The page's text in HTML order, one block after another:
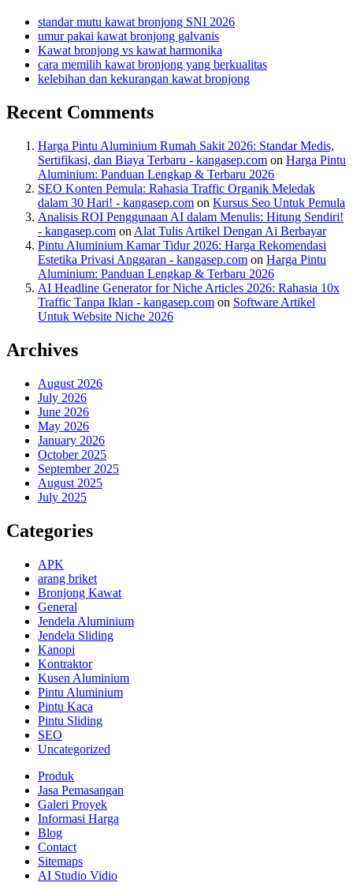
standar mutu kawat bronjong SNI 2026
umur pakai kawat bronjong galvanis
Kawat bronjong vs kawat harmonika
cara memilih kawat bronjong yang berkualitas
kelebihan dan kekurangan kawat bronjong
Recent Comments
Harga Pintu Aluminium Rumah Sakit 2026: Standar Medis,
Sertifikasi, dan Biaya Terbaru - kangasep.com on Harga Pintu
Aluminium: Panduan Lengkap & Terbaru 2026
SEO Konten Pemula: Rahasia Traffic Organik Meledak
dalam 30 Hari! - kangasep.com on Kursus Seo Untuk Pemula
Analisis ROI Penggunaan AI dalam Menulis: Hitung Sendiri!
- kangasep.com on Alat Tulis Artikel Dengan Ai Berbayar
Pintu Aluminium Kamar Tidur 2026: Harga Rekomendasi
Estetika Privasi Anggaran - kangasep.com on Harga Pintu
Aluminium: Panduan Lengkap & Terbaru 2026
AI Headline Generator for Niche Articles 2026: Rahasia 10x
Traffic Tanpa Iklan - kangasep.com on Software Artikel
Untuk Website Niche 2026
Archives
August 2026
July 2026
June 2026
May 2026
January 2026
October 2025
September 2025
August 2025
July 2025
Categories
APK
arang briket
Bronjong Kawat
General
Jendela Aluminium
Jendela Sliding
Kanopi
Kontraktor
Kusen Aluminium
Pintu Aluminium
Pintu Kaca
Pintu Sliding
SEO
Uncategorized
Produk
Jasa Pemasangan
Galeri Proyek
Informasi Harga
Blog
Contact
Sitemaps
AI Studio Vidio